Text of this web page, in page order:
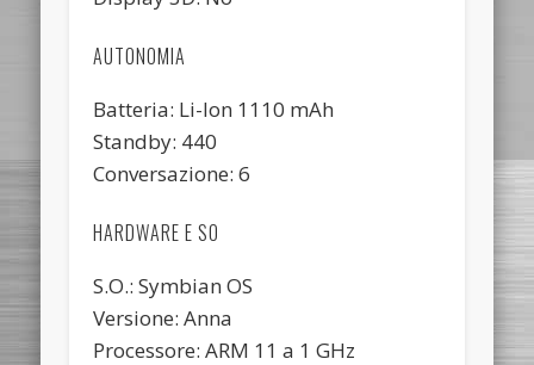
AUTONOMIA
Batteria: Li-Ion 1110 mAh
Standby: 440
Conversazione: 6
HARDWARE E SO
S.O.: Symbian OS
Versione: Anna
Processore: ARM 11 a 1 GHz